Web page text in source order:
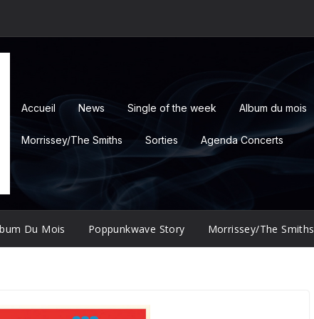
Accueil News Single of the week Album du mois
Morrissey/The Smiths Sorties Agenda Concerts
Du Mois Poppunkwave Story Morrissey/The Smiths